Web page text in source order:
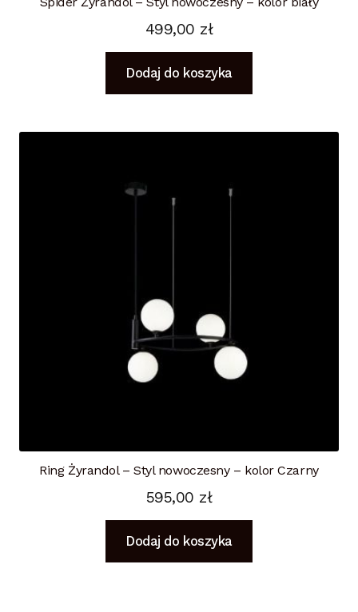
499,00 zł
Dodaj do koszyka
Ring Żyrandol – Styl nowoczesny – kolor Czarny
595,00 zł
Dodaj do koszyka